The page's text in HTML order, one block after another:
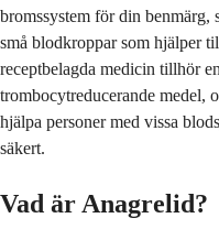
bromssystem för din benmärg,
små blodkroppar som hjälper
receptbelagda medicin tillhör
trombocytreducerande medel,
hjälpa personer med vissa
säkert.
Vad är Anagrelid?